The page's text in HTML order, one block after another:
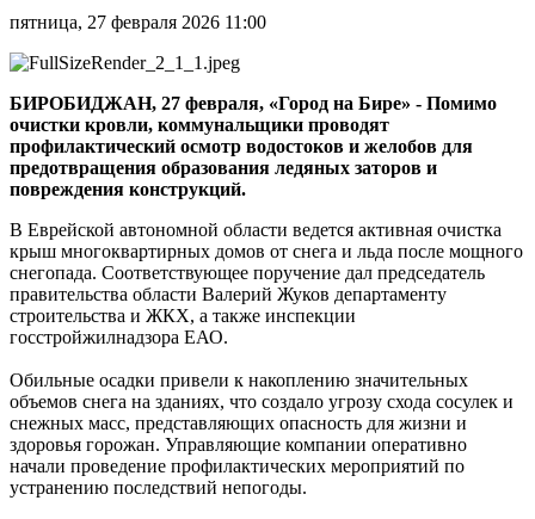
очистке
крыш
после
снегопада
пятница, 27 февраля 2026 11:00
БИРОБИДЖАН, 27 февраля, «Город на Бире» - Помимо
очистки кровли, коммунальщики проводят
профилактический осмотр водостоков и желобов для
предотвращения образования ледяных заторов и
повреждения конструкций.
В Еврейской автономной области ведется активная очистка
крыш многоквартирных домов от снега и льда после мощного
снегопада. Соответствующее поручение дал председатель
правительства области Валерий Жуков департаменту
строительства и ЖКХ, а также инспекции
госстройжилнадзора ЕАО.
Обильные осадки привели к накоплению значительных
объемов снега на зданиях, что создало угрозу схода сосулек и
снежных масс, представляющих опасность для жизни и
здоровья горожан. Управляющие компании оперативно
начали проведение профилактических мероприятий по
устранению последствий непогоды.